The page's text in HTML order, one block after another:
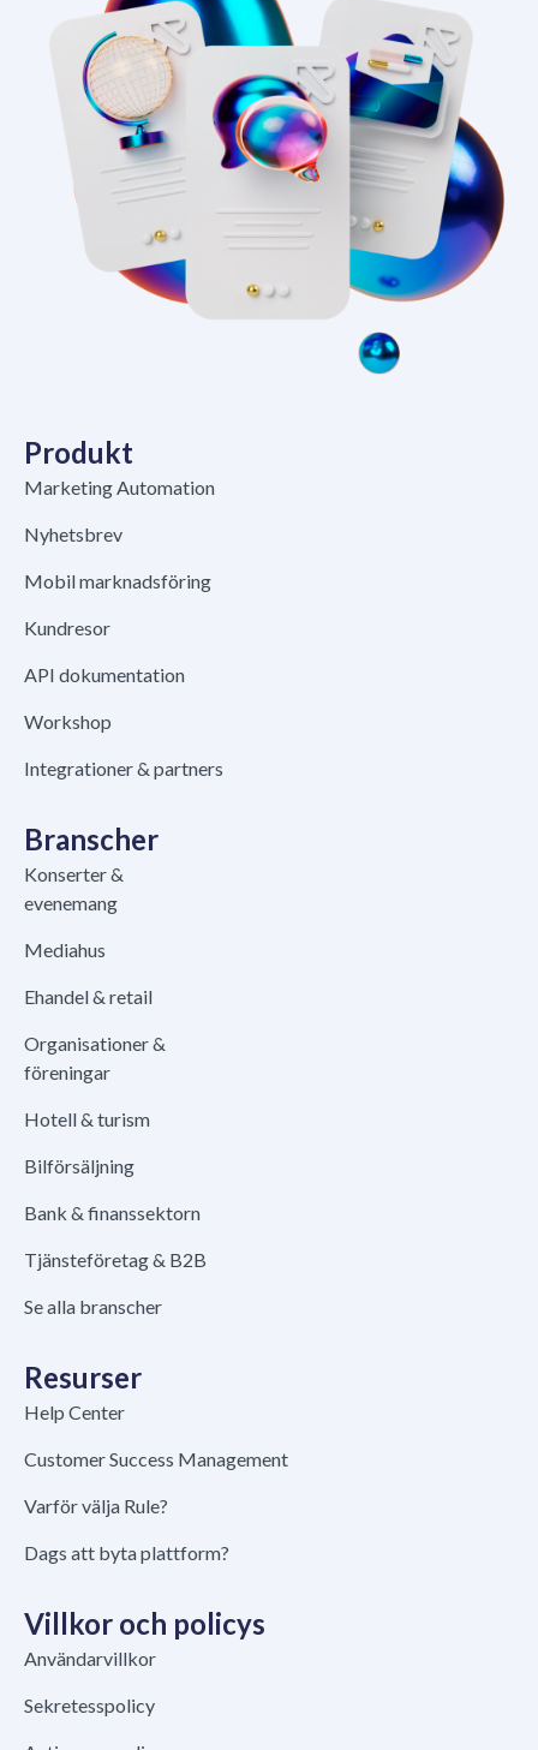
Produkt
Marketing Automation
Nyhetsbrev
Mobil marknadsföring
Kundresor
API dokumentation
Workshop
Integrationer & partners
Branscher
Konserter &
evenemang
Mediahus
Ehandel & retail
Organisationer &
föreningar
Hotell & turism
Bilförsäljning
Bank & finanssektorn
Tjänsteföretag & B2B
Se alla branscher
Resurser
Help Center
Customer Success Management
Varför välja Rule?
Dags att byta plattform?
Villkor och policys
Användarvillkor
Sekretesspolicy